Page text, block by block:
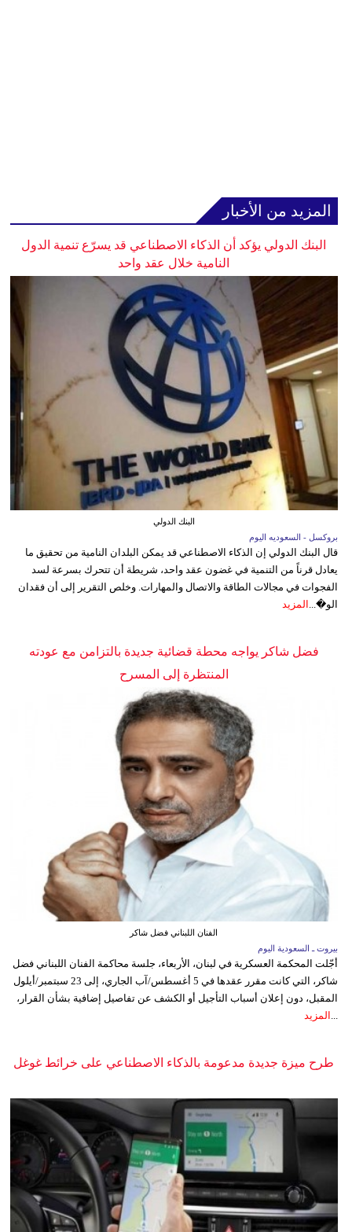
المزيد من الأخبار
البنك الدولي يؤكد أن الذكاء الاصطناعي قد يسرّع تنمية الدول
النامية خلال عقد واحد
البنك الدولي
بروكسل - السعوديه اليوم
قال البنك الدولي إن الذكاء الاصطناعي قد يمكن البلدان النامية من تحقيق ما
يعادل قرناً من التنمية في غضون عقد واحد، شريطة أن تتحرك بسرعة لسد
الفجوات في مجالات الطاقة والاتصال والمهارات. وخلص التقرير إلى أن فقدان
الو�...
المزيد
فضل شاكر يواجه محطة قضائية جديدة بالتزامن مع عودته
المنتظرة إلى المسرح
الفنان اللبناني فضل شاكر
بيروت ـ السعودية اليوم
أجّلت المحكمة العسكرية في لبنان، الأربعاء، جلسة محاكمة الفنان اللبناني فضل
شاكر، التي كانت مقرر عقدها في 5 أغسطس/آب الجاري، إلى 23 سبتمبر/أيلول
المقبل، دون إعلان أسباب التأجيل أو الكشف عن تفاصيل إضافية بشأن القرار،
المزيد
طرح ميزة جديدة مدعومة بالذكاء الاصطناعي على خرائط غوغل